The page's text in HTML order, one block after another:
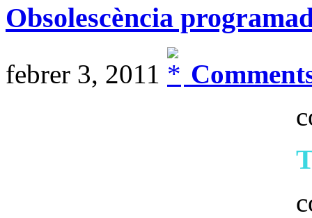
Obsolescència
febrer 3, 2011